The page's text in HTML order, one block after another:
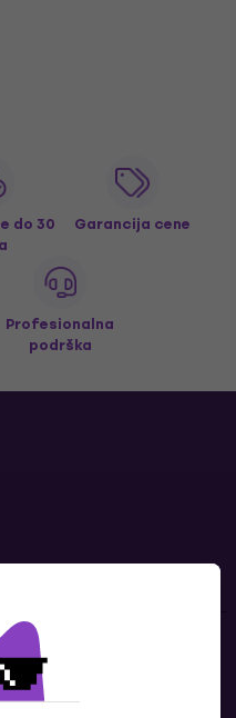
do 30
Garancija cene
Profesionalna
podrška
nas